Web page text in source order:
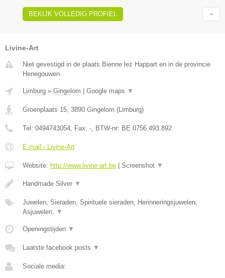
BEKIJK VOLLEDIG PROFIEL
Livine-Art
Niet gevestigd in de plaats Bienne lez Happart en in de provincie
Henegouwen.
Limburg » Gingelom | Google maps ▼
Groenplaats 15 3890 Gingelom (Limburg)
Tel: 0494743054 , Fax: - , BTW-nr: BE 0756.493.892
E-mail › Livine-Art
Website: http://www.livine-art.be | Screenshot ▼
Handmade Silver ▼
Juwelen, Sieraden, Spirituele sieraden, Herinneringsjuwelen,
Asjuwelen,
▼
Openingstijden ▼
Laatste facebook posts ▼
Sociale media: